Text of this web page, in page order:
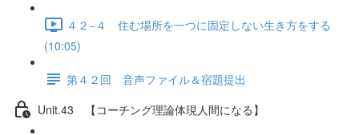
４２−４ 住む場所を一つに固定しない生き方をする
(10:05)
第４２回 音声ファイル＆宿題提出
Unit.43 【コーチング理論体現人間になる】